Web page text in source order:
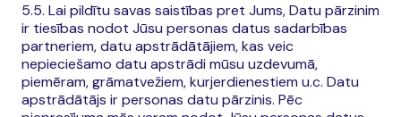
5.5. Lai pildītu savas saistības pret Jums, Datu pārzinim
ir tiesības nodot Jūsu personas datus sadarbības
partneriem, datu apstrādātājiem, kas veic
nepieciešamo datu apstrādi mūsu uzdevumā,
piemēram, grāmatvežiem, kurjerdienestiem u.c. Datu
apstrādātājs ir personas datu pārzinis. Pēc